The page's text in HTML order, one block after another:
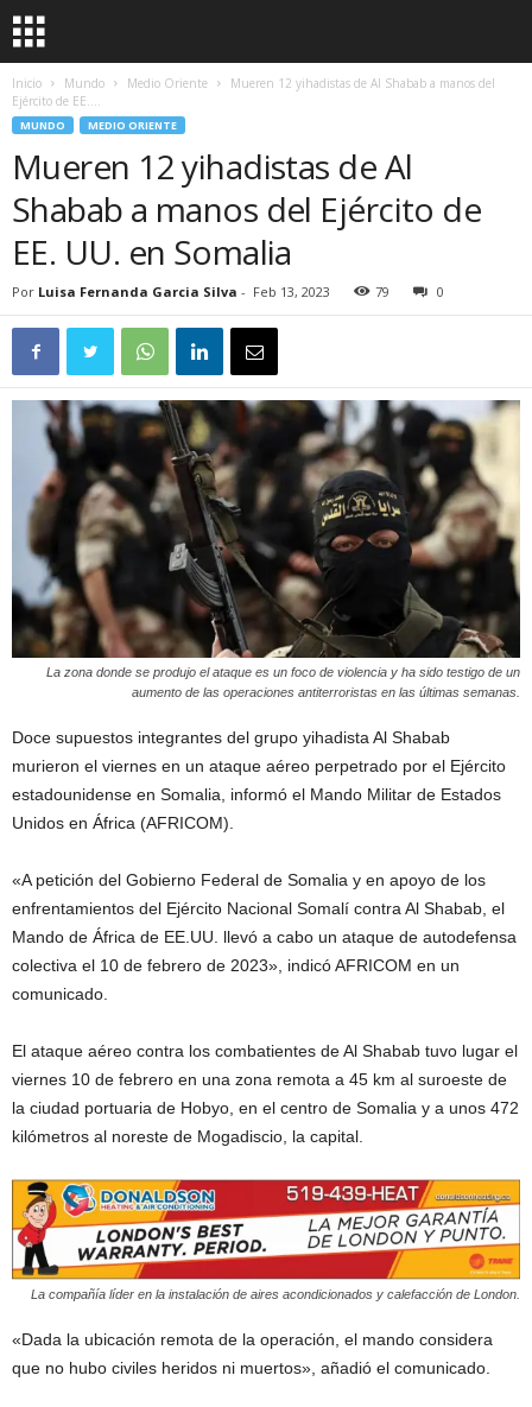
Inicio Mundo Medio Oriente
Mueren 12 yihadistas de Al Shabab a manos del
Ejército de EE....
MUNDO MEDIO ORIENTE
Mueren 12 yihadistas de Al
Shabab a manos del Ejército de
EE. UU. en Somalia
Por Luisa Fernanda Garcia Silva - Feb 13, 2023 79 0
La zona donde se produjo el ataque es un foco de violencia y ha sido testigo de un
aumento de las operaciones antiterroristas en las últimas semanas.
Doce supuestos integrantes del grupo yihadista Al Shabab
murieron el viernes en un ataque aéreo perpetrado por el Ejército
estadounidense en Somalia, informó el Mando Militar de Estados
Unidos en África (AFRICOM).
«A petición del Gobierno Federal de Somalia y en apoyo de los
enfrentamientos del Ejército Nacional Somalí contra Al Shabab, el
Mando de África de EE.UU. llevó a cabo un ataque de autodefensa
colectiva el 10 de febrero de 2023», indicó AFRICOM en un
comunicado.
El ataque aéreo contra los combatientes de Al Shabab tuvo lugar el
viernes 10 de febrero en una zona remota a 45 km al suroeste de
la ciudad portuaria de Hobyo, en el centro de Somalia y a unos 472
kilómetros al noreste de Mogadiscio, la capital.
La compañía líder en la instalación de aires acondicionados y calefacción de London.
«Dada la ubicación remota de la operación, el mando considera
que no hubo civiles heridos ni muertos», añadió el comunicado.